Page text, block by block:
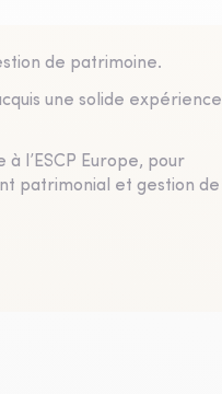
de patrimoine.
une solide expérience
l’ESCP Europe, pour
patrimonial et gestion de